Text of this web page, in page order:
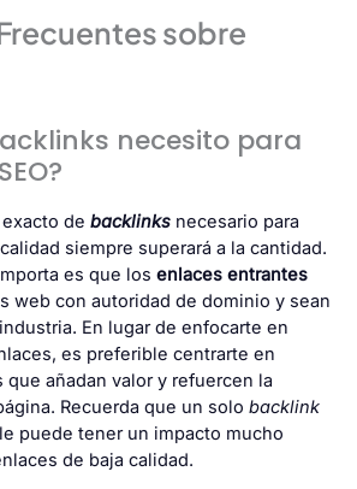
sobre
necesito para
de backlinks necesario para
siempre superará a la cantidad.
es que los enlaces entrantes
web con autoridad de dominio y sean
En lugar de enfocarte en
es preferible centrarte en
añadan valor y refuercen la
Recuerda que un solo backlink
puede tener un impacto mucho
de baja calidad.